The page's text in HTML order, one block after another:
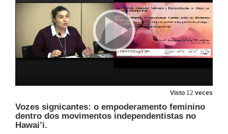
Visto 12 veces
Vozes signicantes: o empoderamento feminino
dentro dos movimentos independentistas no
Hawai’i.
17 de out. de 2018
Intervención de Belén Martín Lucas